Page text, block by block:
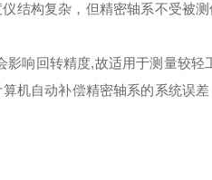
结构复杂，但精密轴系不受被
响回转精度,故适用于测量较轻
机自动补偿精密轴系的系统误